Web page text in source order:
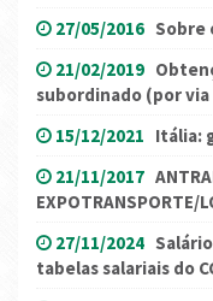
27/05/2016 Sobre
21/02/2019
subordinado (por via
15/12/2021 Itália:
21/11/2017
EXPOTRANSPORTE/
27/11/2024
tabelas salariais do